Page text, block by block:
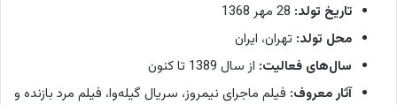
تاریخ تولد:
محل تولد: تهران، ایران
سال‌های فعالیت: از سال 1389 تا کنون
آثار معروف: فیلم‌ ماجرای نیمروز، سریال گیله‌وا، فیلم مرد بازنده و